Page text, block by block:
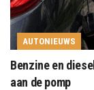
AUTONIEUWS
Benzine en
aan de pomp